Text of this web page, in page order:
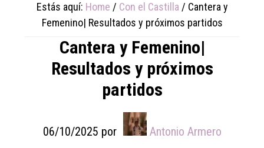
Estás aquí: Home / Con el Castilla / Cantera y
Femenino| Resultados y próximos partidos
Cantera y Femenino|
Resultados y próximos
partidos
06/10/2025 por Antonio Armero